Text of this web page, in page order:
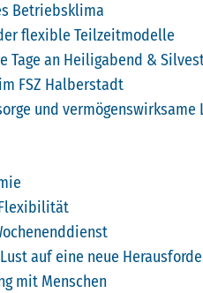
Betriebsklima
flexible Teilzeitmodelle
Tage an Heiligabend &
FSZ Halberstadt
und vermögenswirksame
auf eine neue
mit Menschen